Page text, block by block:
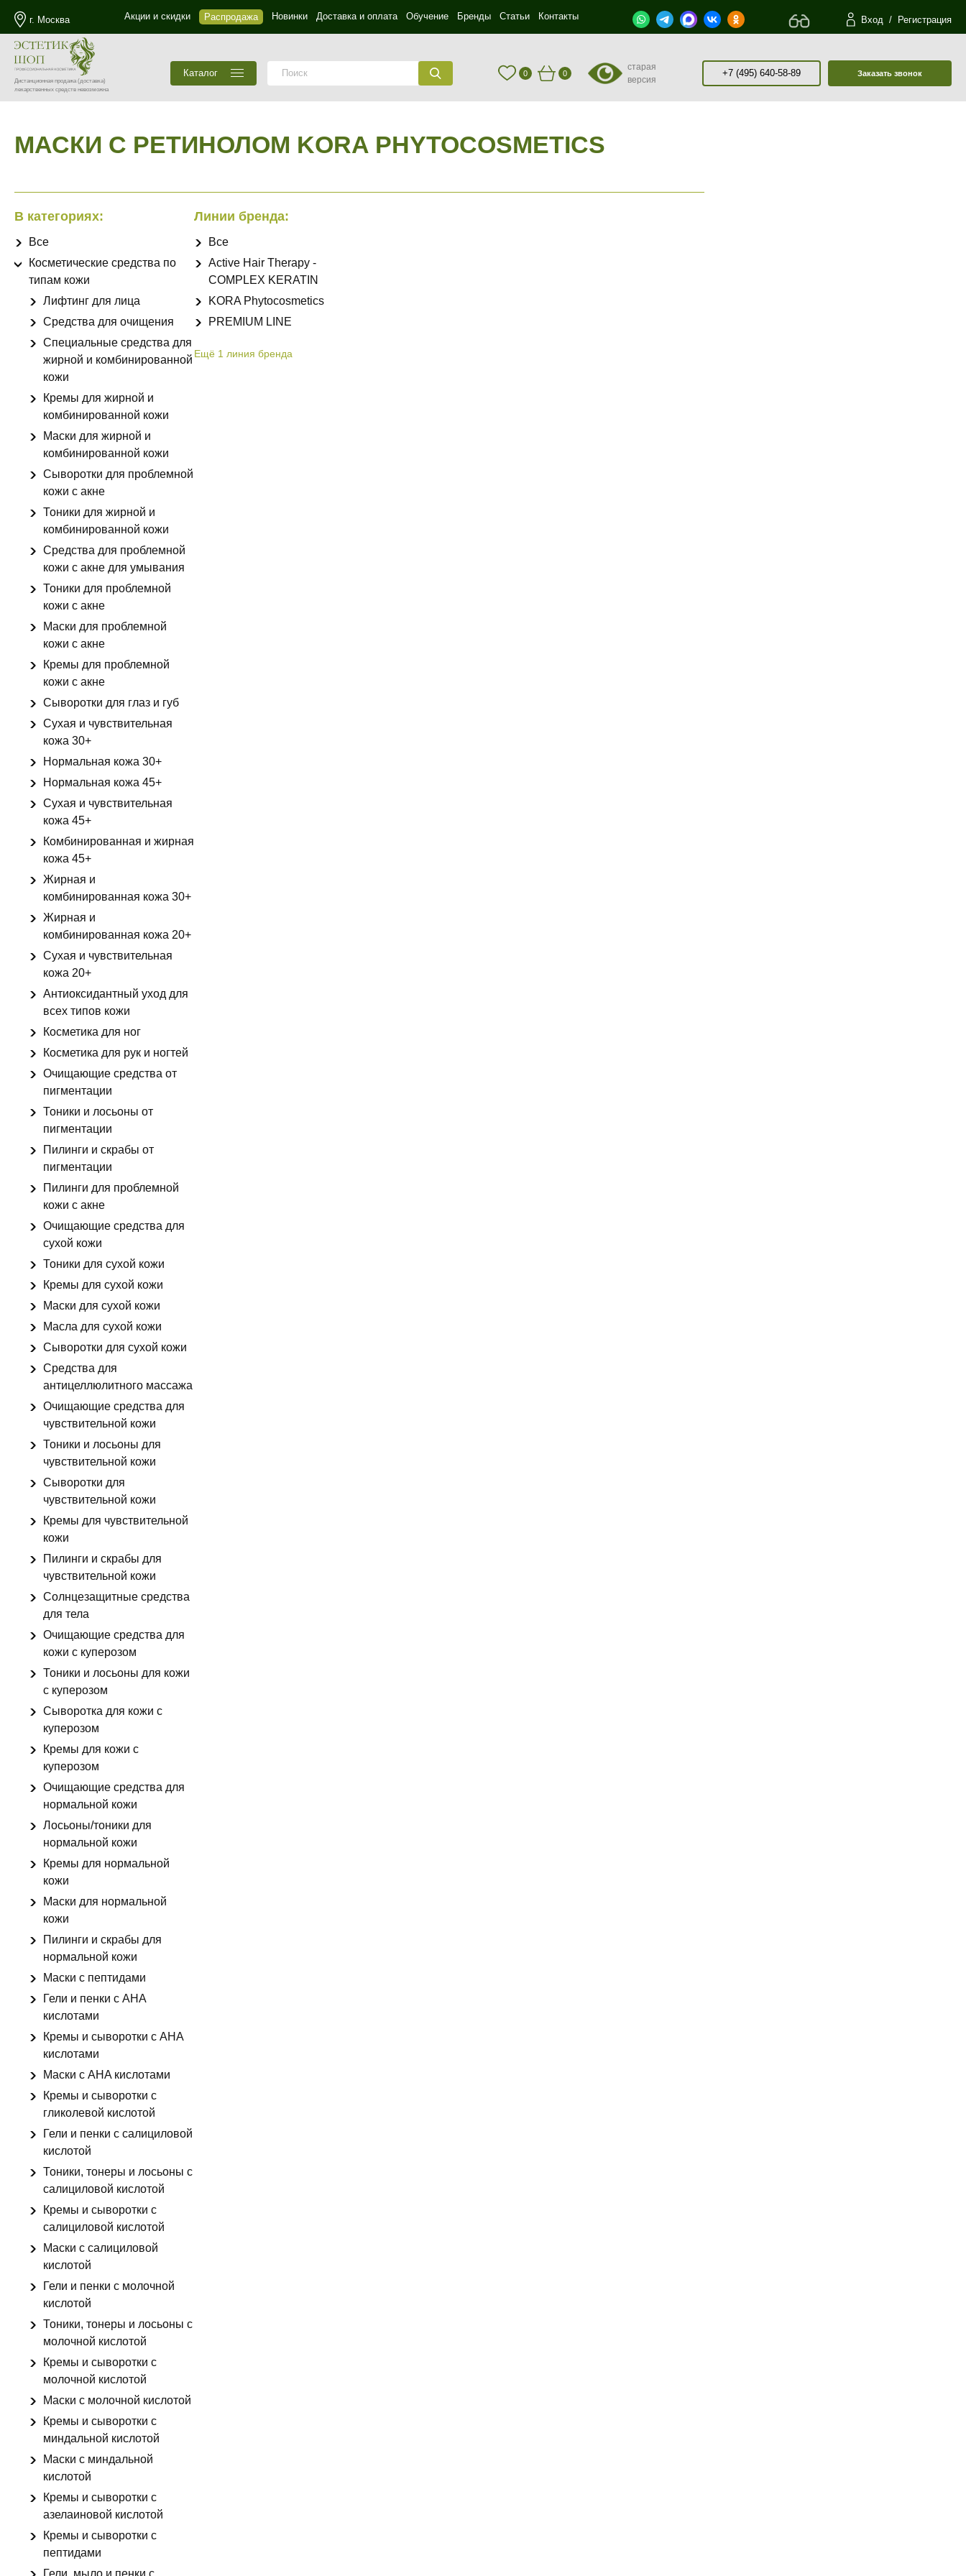
г. Москва Акции и скидки Распродажа Новинки Доставка и оплата Обучение Бренды Статьи Контакты Вход / Регистрация
Дистанционная продажа(доставка)
лекарственных средств невозможна
Каталог 0 0
старая
версия
+7 (495) 640-58-89 Заказать звонок
МАСКИ С РЕТИНОЛОМ KORA PHYTOCOSMETICS
В категориях:
Все
Косметические средства по
типам кожи
Лифтинг для лица
Средства для очищения
Специальные средства для
жирной и комбинированной
кожи
Кремы для жирной и
комбинированной кожи
Маски для жирной и
комбинированной кожи
Сыворотки для проблемной
кожи с акне
Тоники для жирной и
комбинированной кожи
Средства для проблемной
кожи с акне для умывания
Тоники для проблемной
кожи с акне
Маски для проблемной
кожи с акне
Кремы для проблемной
кожи с акне
Сыворотки для глаз и губ
Сухая и чувствительная
кожа 30+
Нормальная кожа 30+
Нормальная кожа 45+
Сухая и чувствительная
кожа 45+
Комбинированная и жирная
кожа 45+
Жирная и
комбинированная кожа 30+
Жирная и
комбинированная кожа 20+
Сухая и чувствительная
кожа 20+
Антиоксидантный уход для
всех типов кожи
Косметика для ног
Косметика для рук и ногтей
Очищающие средства от
пигментации
Тоники и лосьоны от
пигментации
Пилинги и скрабы от
пигментации
Пилинги для проблемной
кожи с акне
Очищающие средства для
сухой кожи
Тоники для сухой кожи
Кремы для сухой кожи
Маски для сухой кожи
Масла для сухой кожи
Сыворотки для сухой кожи
Средства для
антицеллюлитного массажа
Очищающие средства для
чувствительной кожи
Тоники и лосьоны для
чувствительной кожи
Сыворотки для
чувствительной кожи
Кремы для чувствительной
кожи
Пилинги и скрабы для
чувствительной кожи
Солнцезащитные средства
для тела
Очищающие средства для
кожи с куперозом
Тоники и лосьоны для кожи
с куперозом
Сыворотка для кожи с
куперозом
Кремы для кожи с
куперозом
Очищающие средства для
нормальной кожи
Лосьоны/тоники для
нормальной кожи
Кремы для нормальной
кожи
Маски для нормальной
кожи
Пилинги и скрабы для
нормальной кожи
Маски с пептидами
Гели и пенки с AHA
кислотами
Кремы и сыворотки с AHA
кислотами
Маски с AHA кислотами
Кремы и сыворотки с
гликолевой кислотой
Гели и пенки с салициловой
кислотой
Тоники, тонеры и лосьоны с
салициловой кислотой
Кремы и сыворотки с
салициловой кислотой
Маски с салициловой
кислотой
Гели и пенки с молочной
кислотой
Тоники, тонеры и лосьоны с
молочной кислотой
Кремы и сыворотки с
молочной кислотой
Маски с молочной кислотой
Кремы и сыворотки с
миндальной кислотой
Маски с миндальной
кислотой
Кремы и сыворотки с
азелаиновой кислотой
Кремы и сыворотки с
пептидами
Гели, мыло и пенки с
Линии бренда:
Все
Active Hair Therapy -
COMPLEX KERATIN
KORA Phytocosmetics
PREMIUM LINE
Ещё 1 линия бренда